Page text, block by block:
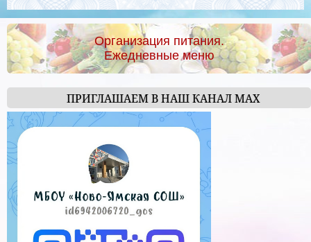
Организация питания.
Ежедневные меню
ПРИГЛАШАЕМ В НАШ КАНАЛ МАХ